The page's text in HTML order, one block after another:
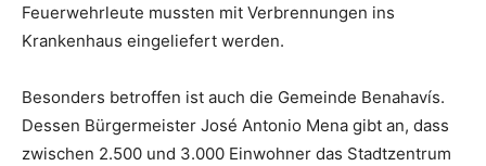
Feuerwehrleute mussten mit Verbrennungen ins
Krankenhaus eingeliefert werden.
Besonders betroffen ist auch die Gemeinde Benahavís.
Dessen Bürgermeister José Antonio Mena gibt an, dass
zwischen 2.500 und 3.000 Einwohner das Stadtzentrum